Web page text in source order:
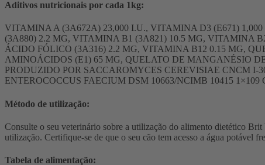
Aditivos nutricionais por cada 1kg:
VITAMINA A (3A672A) 23,000 I.U., VITAMINA D3 (E671)
(3A880) 2.2 MG, VITAMINA B1 (3A821) 10.5 MG, VITAMINA
ÁCIDO FÓLICO (3A316) 2.2 MG, VITAMINA B12 0.15 MG,
AMINOÁCIDOS (E1) 65 MG, QUELATO DE MANGANÉSIO
PRODUZIDO POR SACCAROMYCES CEREVISIAE CNCM
ENTEROCOCCUS FAECIUM DSM 10663/NCIMB 10415 1×109
Método de utilização:
Consulte o seu veterinário sobre a utilização do alimento dietético
utilização. Certifique-se de que o seu cão tem acesso a água potável
Tabela de alimentação: